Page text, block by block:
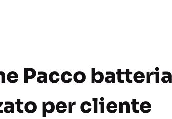
Pacco batteria
per cliente